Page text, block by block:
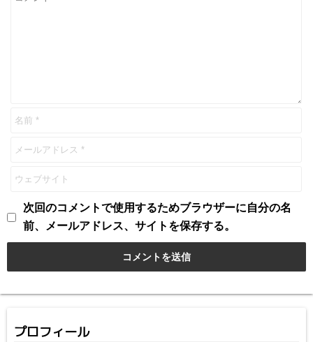
次回のコメントで使用するためブラウザーに自分の名
前、メールアドレス、サイトを保存する。
プロフィール